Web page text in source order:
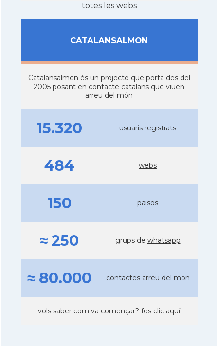
totes les webs
CATALANSALMON
Catalansalmon és un projecte que porta des del
2005 posant en contacte catalans que viuen
arreu del món
15.320 usuaris registrats
484 webs
150 països
≈ 250 grups de whatsapp
≈ 80.000 contactes arreu del mon
vols saber com va començar? fes clic aquí